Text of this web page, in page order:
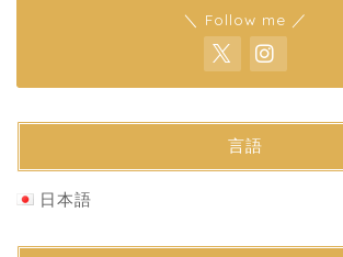
＼ Follow me ／
言語
日本語